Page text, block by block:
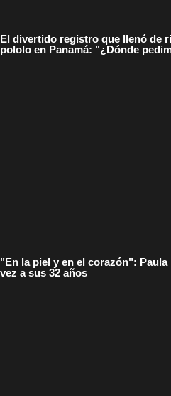
El divertido registro que llenó de
pololo en Panamá: "¿Dónde
"En la piel y en el corazón":
vez a sus 32 años